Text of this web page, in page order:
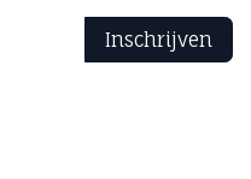
Inschrijven